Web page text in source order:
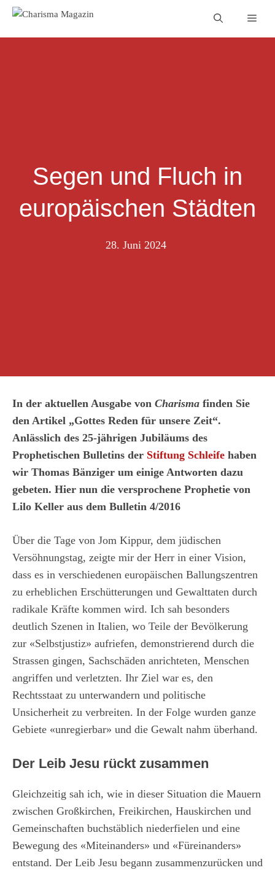
Zum
Segen und Fluch in
europäischen Städten
28. Juni 2024
In der aktuellen Ausgabe von Charisma finden Sie
den Artikel „Gottes Reden für unsere Zeit“.
Anlässlich des 25-jährigen Jubiläums des
Prophetischen Bulletins der Stiftung Schleife haben
wir Thomas Bänziger um einige Antworten dazu
gebeten. Hier nun die versprochene Prophetie von
Lilo Keller aus dem Bulletin 4/2016
Über die Tage von Jom Kippur, dem jüdischen
Versöhnungstag, zeigte mir der Herr in einer Vision,
dass es in verschiedenen europäischen Ballungszentren
zu erheblichen Erschütterungen und Gewalttaten durch
radikale Kräfte kommen wird. Ich sah besonders
deutlich Szenen in Italien, wo Teile der Bevölkerung
zur «Selbstjustiz» aufriefen, demonstrierend durch die
Strassen gingen, Sachschäden anrichteten, Menschen
angriffen und verletzten. Ihr Ziel war es, den
Rechtsstaat zu unterwandern und politische
Unsicherheit zu verbreiten. In der Folge wurden ganze
Gebiete «unregierbar» und die Gewalt nahm überhand.
Der Leib Jesu rückt zusammen
Gleichzeitig sah ich, wie in dieser Situation die Mauern
zwischen Großkirchen, Freikirchen, Hauskirchen und
Gemeinschaften buchstäblich niederfielen und eine
Bewegung des «Miteinanders» und «Füreinanders»
entstand. Der Leib Jesu begann zusammenzurücken und